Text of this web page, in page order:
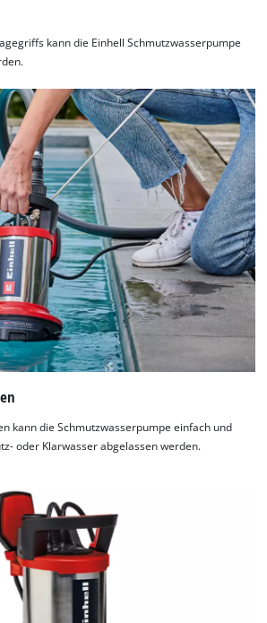
kann die Einhell Schmutzwasserpumpe
kann die Schmutzwasserpumpe einfach und
oder Klarwasser abgelassen werden.